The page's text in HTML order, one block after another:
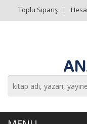
Toplu Sipariş